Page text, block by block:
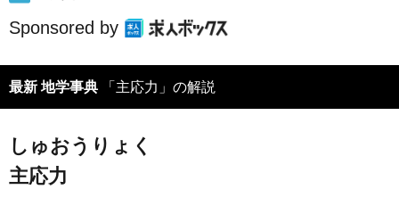
Sponsored by
最新 地学事典 「主応力」の解説
しゅおうりょく
主応力